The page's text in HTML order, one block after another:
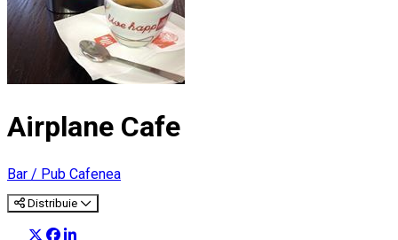
Airplane Cafe
Bar / Pub Cafenea
Distribuie